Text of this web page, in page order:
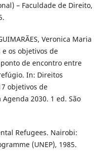
– Faculdade de Direito,
Veronica Maria
os objetivos de
de encontro entre
In: Direitos
objetivos de
2030. 1 ed. São
Refugees. Nairobi:
(UNEP), 1985.